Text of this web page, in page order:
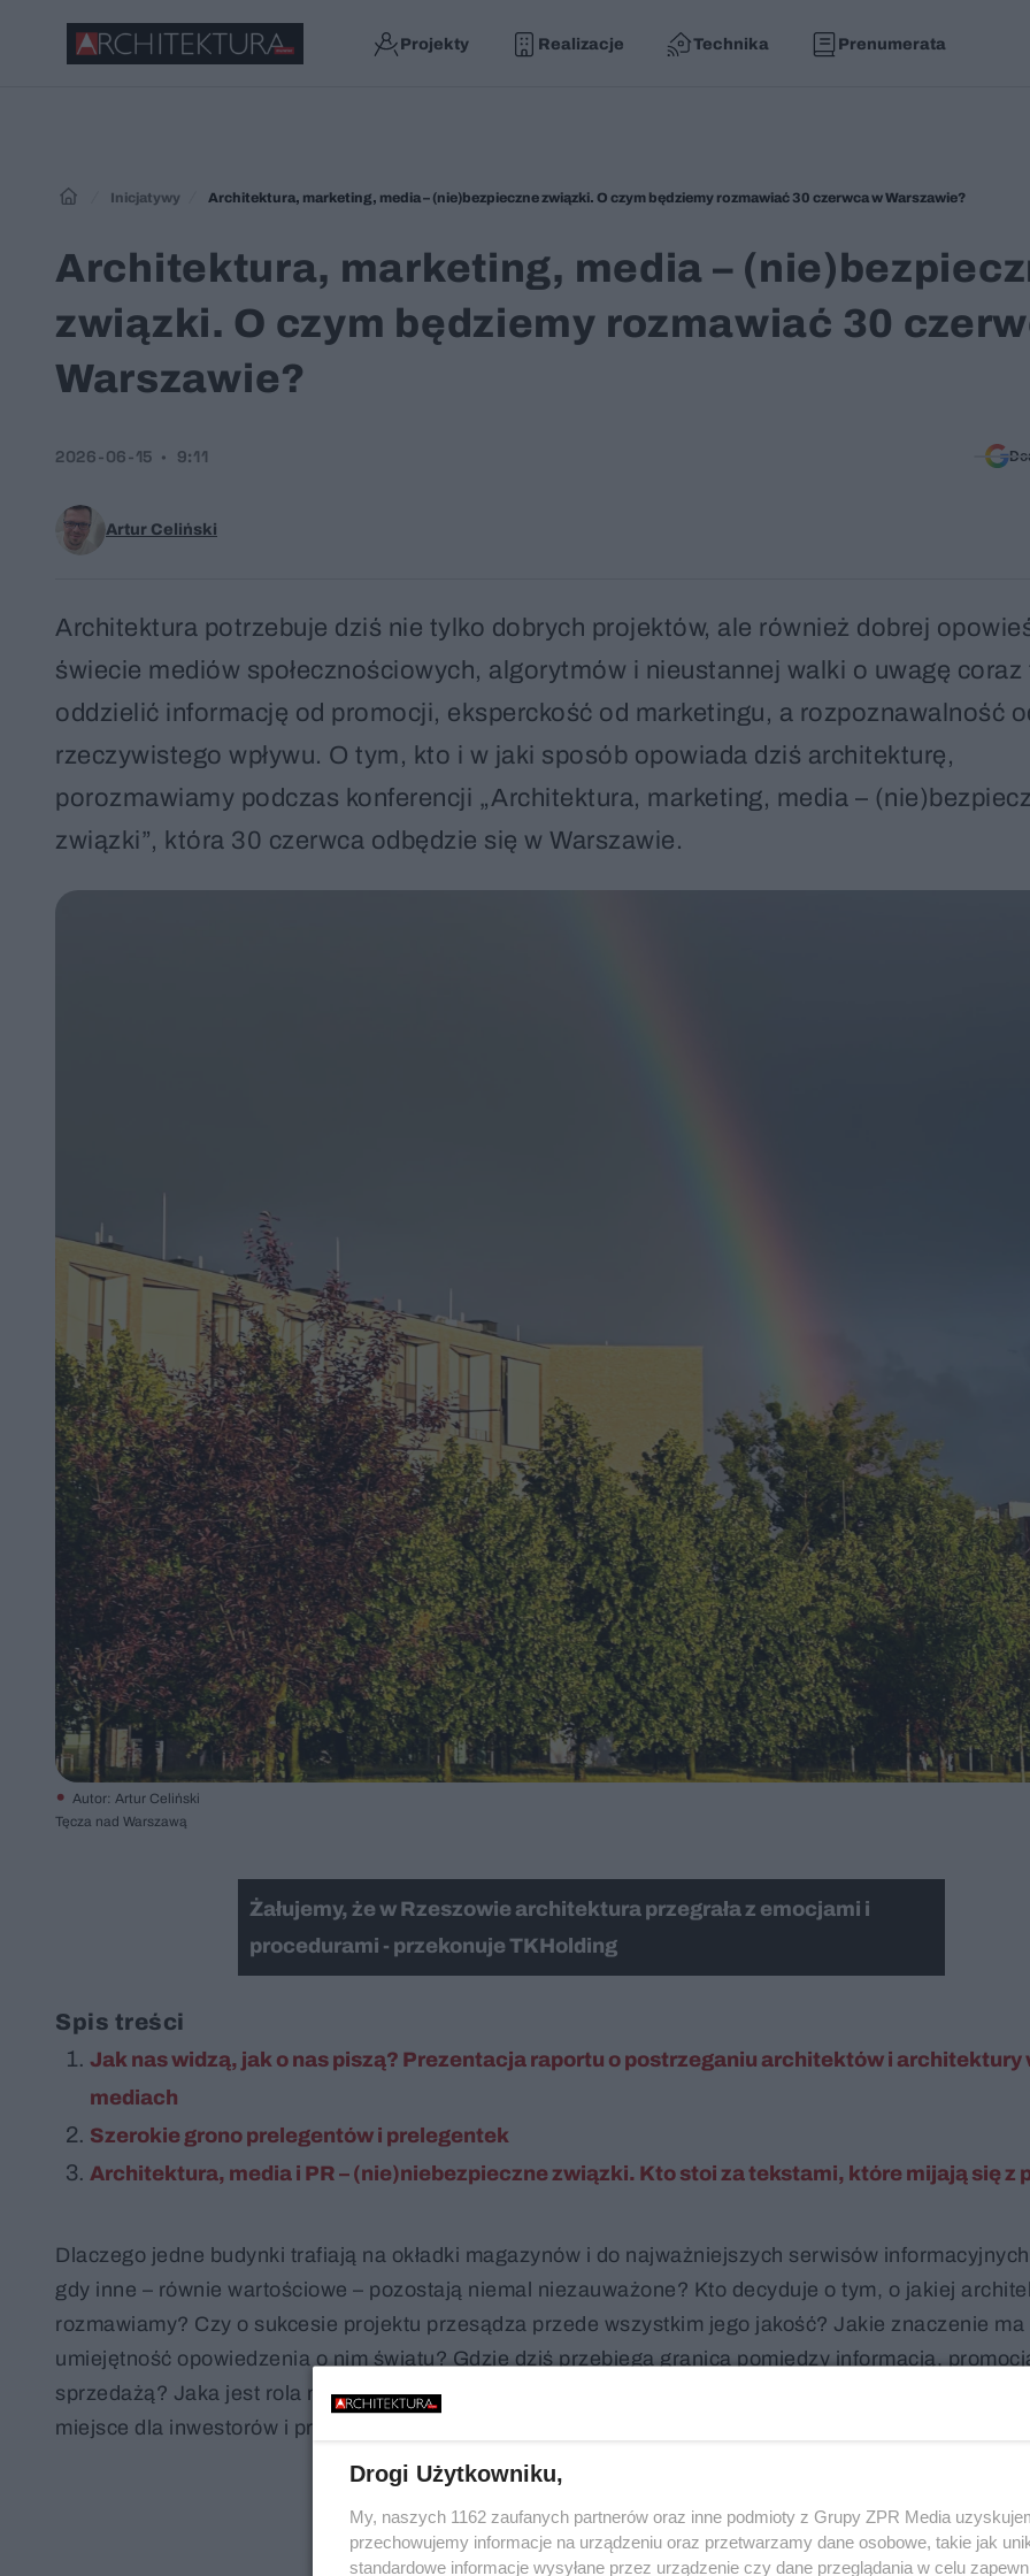
Projekty Realizacje Technika Prenumerata
Inicjatywy Architektura, marketing, media – (nie)bezpieczne związki. O czym będziemy rozmawiać 30 czerwca w Warszawie?
Architektura, marketing, media –
związki. O czym będziemy rozmawiać 30
Warszawie?
Artur Celiński
2026-06-15 9:11
Architektura potrzebuje dziś nie tylko dobrych projektów, ale również dobrej
świecie mediów społecznościowych, algorytmów i nieustannej walki o uwagę coraz
oddzielić informację od promocji, eksperckość od marketingu, a rozpoznawalność
rzeczywistego wpływu. O tym, kto i w jaki sposób opowiada dziś architekturę,
porozmawiamy podczas konferencji „Architektura, marketing, media –
związki”, która 30 czerwca odbędzie się w Warszawie.
Autor: Artur Celiński
Tęcza nad Warszawą
Żałujemy, że w Rzeszowie architektura przegrała z emocjami i
procedurami - przekonuje TKHolding
Spis treści
Jak nas widzą, jak o nas piszą? Prezentacja raportu o postrzeganiu architektów i architektury
mediach
Szerokie grono prelegentów i prelegentek
Architektura, media i PR – (nie)niebezpieczne związki. Kto stoi za tekstami, które mijają się z
Dlaczego jedne budynki trafiają na okładki magazynów i do najważniejszych serwisów
gdy inne – równie wartościowe – pozostają niemal niezauważone? Kto decyduje o tym, o jakiej
rozmawiamy? Czy o sukcesie projektu przesądza przede wszystkim jego jakość? Jakie znaczenie ma
umiejętność opowiedzenia o nim światu? Gdzie dziś przebiega granica pomiędzy informacją,
sprzedażą? Jaka jest rola mediów w architekturze? Co i komu chcą sprzedać architekci? Gdzie jest w
miejsce dla inwestorów i producentów?
Drogi Użytkowniku,
My, naszych 1162 zaufanych partnerów oraz inne podmioty z Grupy ZPR Media
przechowujemy informacje na urządzeniu oraz przetwarzamy dane osobowe, takie jak
standardowe informacje wysyłane przez urządzenie czy dane przeglądania w celu